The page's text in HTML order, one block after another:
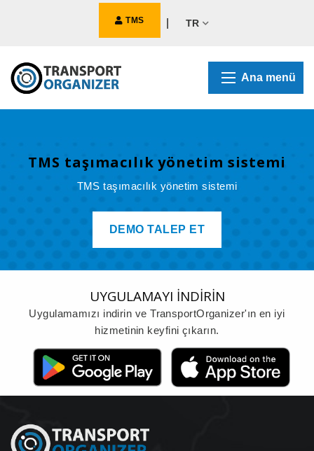
TMS TR
Ana menü
TMS taşımacılık yönetim sistemi
TMS taşımacılık yönetim sistemi
DEMO TALEP ET
UYGULAMAYI İNDİRİN
Uygulamamızı indirin ve TransportOrganizer'ın en iyi
hizmetinin keyfini çıkarın.